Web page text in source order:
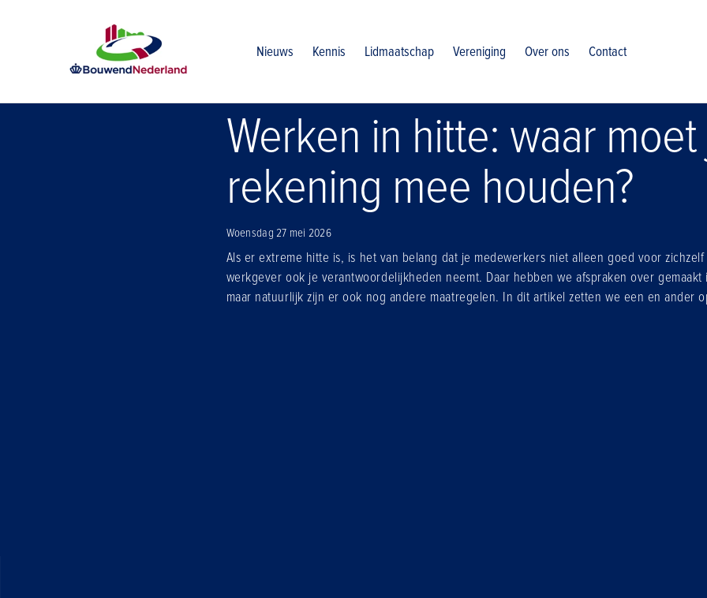
Nieuws Kennis Lidmaatschap Vereniging Over ons Contact
Nieuws
Werken in hitte: waar
rekening mee houden?
Woensdag 27 mei 2026
Als er extreme hitte is, is het van belang dat je medewerkers niet alleen goed voor
werkgever ook je verantwoordelijkheden neemt. Daar hebben we afspraken over gemaakt
maar natuurlijk zijn er ook nog andere maatregelen. In dit artikel zetten we een en ander